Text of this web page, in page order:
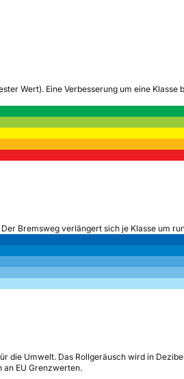
Wert). Eine Verbesserung um eine Klasse
Bremsweg verlängert sich je Klasse um
die Umwelt. Das Rollgeräusch wird in
an EU Grenzwerten.